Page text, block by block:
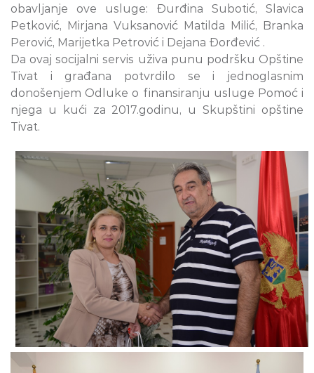
obavljanje ove usluge: Đurđina Subotić, Slavica
Petković, Mirjana Vuksanović Matilda Milić, Branka
Perović, Marijetka Petrović i Dejana Đorđević .
Da ovaj socijalni servis uživa punu podršku Opštine
Tivat i građana potvrdilo se i jednoglasnim
donošenjem Odluke o finansiranju usluge Pomoć i
njega u kući za 2017.godinu, u Skupštini opštine
Tivat.